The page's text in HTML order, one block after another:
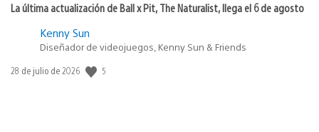
La última actualización de Ball x Pit, The Naturalist, llega el 6 de agosto
Kenny Sun
Diseñador de videojuegos, Kenny Sun & Friends
Fecha
28 de julio de 2026 5